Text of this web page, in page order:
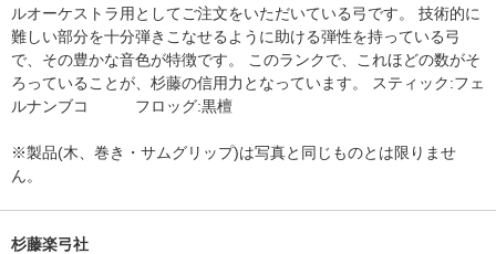
ルオーケストラ用としてご注文をいただいている弓です。 技術的に
難しい部分を十分弾きこなせるように助ける弾性を持っている弓
で、その豊かな音色が特徴です。 このランクで、これほどの数がそ
ろっていることが、杉藤の信用力となっています。 スティック:フェ
ルナンブコ フロッグ:黒檀
※製品(木、巻き・サムグリップ)は写真と同じものとは限りませ
ん。
杉藤楽弓社